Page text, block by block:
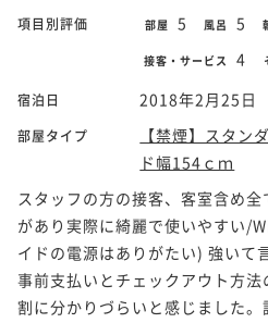
項目別評価 部屋 5 風呂 5
接客・サービス 4
宿泊日 2018年2月25日
部屋タイプ
【禁煙】スタ
ド幅154ｃｍ
スタッフの方の接客、客室含め
があり実際に綺麗で使いやすい/
イドの電源はありがたい) 強いて
事前支払いとチェックアウト方
割に分かりづらいと感じました